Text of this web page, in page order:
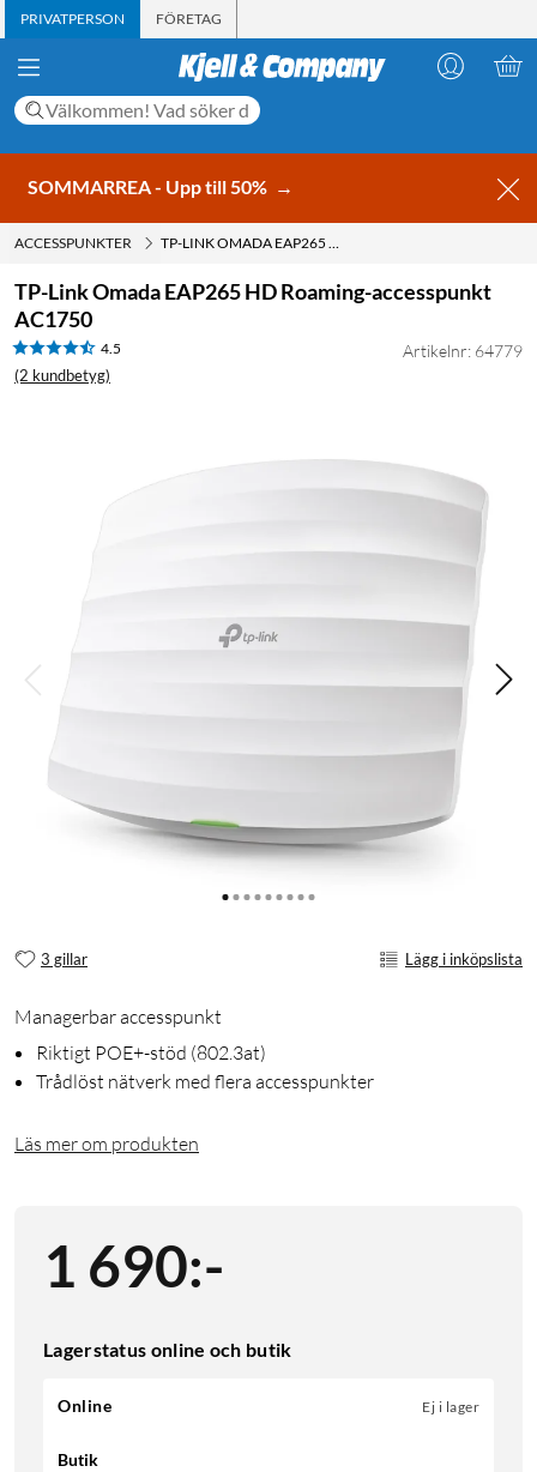
PRIVATPERSON FÖRETAG
SOMMARREA - Upp till 50% →
ACCESSPUNKTER TP-LINK OMADA EAP265 HD ROAMING-ACCESSPUNKT AC1750
TP-Link Omada EAP265 HD Roaming-accesspunkt
AC1750
4.5
(2 kundbetyg)
Artikelnr: 64779
3 gillar Lägg i inköpslista
Managerbar accesspunkt
Riktigt POE+-stöd (802.3at)
Trådlöst nätverk med flera accesspunkter
Läs mer om produkten
1 690:-
Lagerstatus online och butik
Online Ej i lager
Butik